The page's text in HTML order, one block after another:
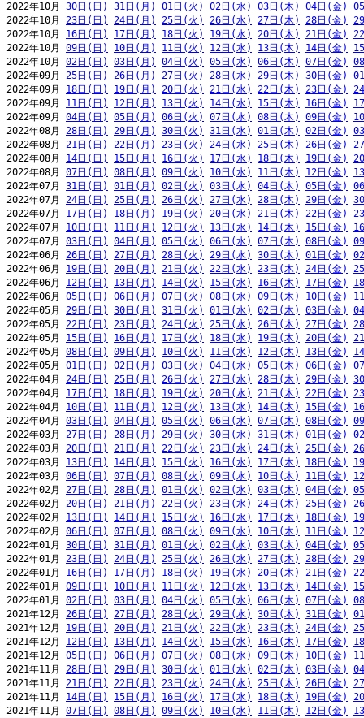
2022年10月 30日(日) 31日(月) 01日(火) 02日(水) 03日(木) 04日(金)
2022年10月 23日(日) 24日(月) 25日(火) 26日(水) 27日(木) 28日(金)
2022年10月 16日(日) 17日(月) 18日(火) 19日(水) 20日(木) 21日(金)
2022年10月 09日(日) 10日(月) 11日(火) 12日(水) 13日(木) 14日(金)
2022年10月 02日(日) 03日(月) 04日(火) 05日(水) 06日(木) 07日(金)
2022年09月 25日(日) 26日(月) 27日(火) 28日(水) 29日(木) 30日(金)
2022年09月 18日(日) 19日(月) 20日(火) 21日(水) 22日(木) 23日(金)
2022年09月 11日(日) 12日(月) 13日(火) 14日(水) 15日(木) 16日(金)
2022年09月 04日(日) 05日(月) 06日(火) 07日(水) 08日(木) 09日(金)
2022年08月 28日(日) 29日(月) 30日(火) 31日(水) 01日(木) 02日(金)
2022年08月 21日(日) 22日(月) 23日(火) 24日(水) 25日(木) 26日(金)
2022年08月 14日(日) 15日(月) 16日(火) 17日(水) 18日(木) 19日(金)
2022年08月 07日(日) 08日(月) 09日(火) 10日(水) 11日(木) 12日(金)
2022年07月 31日(日) 01日(月) 02日(火) 03日(水) 04日(木) 05日(金)
2022年07月 24日(日) 25日(月) 26日(火) 27日(水) 28日(木) 29日(金)
2022年07月 17日(日) 18日(月) 19日(火) 20日(水) 21日(木) 22日(金)
2022年07月 10日(日) 11日(月) 12日(火) 13日(水) 14日(木) 15日(金)
2022年07月 03日(日) 04日(月) 05日(火) 06日(水) 07日(木) 08日(金)
2022年06月 26日(日) 27日(月) 28日(火) 29日(水) 30日(木) 01日(金)
2022年06月 19日(日) 20日(月) 21日(火) 22日(水) 23日(木) 24日(金)
2022年06月 12日(日) 13日(月) 14日(火) 15日(水) 16日(木) 17日(金)
2022年06月 05日(日) 06日(月) 07日(火) 08日(水) 09日(木) 10日(金)
2022年05月 29日(日) 30日(月) 31日(火) 01日(水) 02日(木) 03日(金)
2022年05月 22日(日) 23日(月) 24日(火) 25日(水) 26日(木) 27日(金)
2022年05月 15日(日) 16日(月) 17日(火) 18日(水) 19日(木) 20日(金)
2022年05月 08日(日) 09日(月) 10日(火) 11日(水) 12日(木) 13日(金)
2022年05月 01日(日) 02日(月) 03日(火) 04日(水) 05日(木) 06日(金)
2022年04月 24日(日) 25日(月) 26日(火) 27日(水) 28日(木) 29日(金)
2022年04月 17日(日) 18日(月) 19日(火) 20日(水) 21日(木) 22日(金)
2022年04月 10日(日) 11日(月) 12日(火) 13日(水) 14日(木) 15日(金)
2022年04月 03日(日) 04日(月) 05日(火) 06日(水) 07日(木) 08日(金)
2022年03月 27日(日) 28日(月) 29日(火) 30日(水) 31日(木) 01日(金)
2022年03月 20日(日) 21日(月) 22日(火) 23日(水) 24日(木) 25日(金)
2022年03月 13日(日) 14日(月) 15日(火) 16日(水) 17日(木) 18日(金)
2022年03月 06日(日) 07日(月) 08日(火) 09日(水) 10日(木) 11日(金)
2022年02月 27日(日) 28日(月) 01日(火) 02日(水) 03日(木) 04日(金)
2022年02月 20日(日) 21日(月) 22日(火) 23日(水) 24日(木) 25日(金)
2022年02月 13日(日) 14日(月) 15日(火) 16日(水) 17日(木) 18日(金)
2022年02月 06日(日) 07日(月) 08日(火) 09日(水) 10日(木) 11日(金)
2022年01月 30日(日) 31日(月) 01日(火) 02日(水) 03日(木) 04日(金)
2022年01月 23日(日) 24日(月) 25日(火) 26日(水) 27日(木) 28日(金)
2022年01月 16日(日) 17日(月) 18日(火) 19日(水) 20日(木) 21日(金)
2022年01月 09日(日) 10日(月) 11日(火) 12日(水) 13日(木) 14日(金)
2022年01月 02日(日) 03日(月) 04日(火) 05日(水) 06日(木) 07日(金)
2021年12月 26日(日) 27日(月) 28日(火) 29日(水) 30日(木) 31日(金)
2021年12月 19日(日) 20日(月) 21日(火) 22日(水) 23日(木) 24日(金)
2021年12月 12日(日) 13日(月) 14日(火) 15日(水) 16日(木) 17日(金)
2021年12月 05日(日) 06日(月) 07日(火) 08日(水) 09日(木) 10日(金)
2021年11月 28日(日) 29日(月) 30日(火) 01日(水) 02日(木) 03日(金)
2021年11月 21日(日) 22日(月) 23日(火) 24日(水) 25日(木) 26日(金)
2021年11月 14日(日) 15日(月) 16日(火) 17日(水) 18日(木) 19日(金)
2021年11月 07日(日) 08日(月) 09日(火) 10日(水) 11日(木) 12日(金)